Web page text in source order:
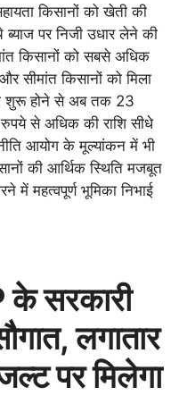
किसानों को खेती की
पर निजी उधार लेने की
किसानों को सबसे अधिक
सीमांत किसानों को मिला
शुरू होने से अब तक 23
से अधिक की राशि सीधे
आयोग के मूल्यांकन में भी
की आर्थिक स्थिति मजबूत
महत्वपूर्ण भूमिका निभाई
सरकारी
लगातार
पर मिलेगा